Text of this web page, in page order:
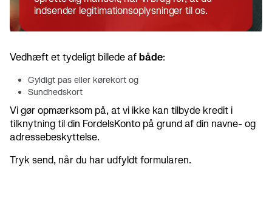
indsender legitimationsoplysninger til os.
Vedhæft et tydeligt billede afbåde:
Gyldigt pas eller kørekort og
Sundhedskort
Vi gør opmærksom på, at vi ikke kan tilbyde kredit i
tilknytning til din FordelsKonto på grund af din navne- og
adressebeskyttelse.
Tryk send, når du har udfyldt formularen.